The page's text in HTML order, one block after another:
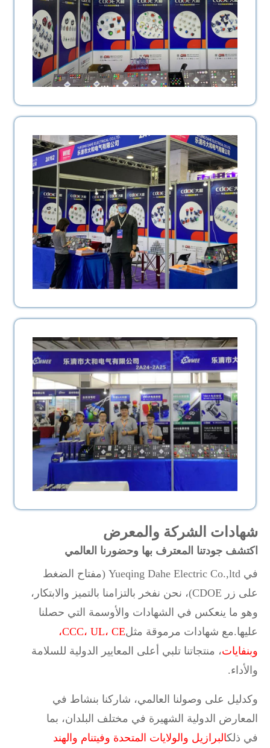
شهادات الشركة والمعرض
اكتشف جودتنا المعترف بها وحضورنا العالمي
في Yueqing Dahe Electric Co.,ltd (مفتاح الضغط
على زر CDOE)، نحن نفخر بالتزامنا بالتميز والابتكار،
وهو ما ينعكس في الشهادات والأوسمة التي حصلنا
عليها.مع شهادات مرموقة مثل
CCC، UL، CE،
وبنفايات، منتجاتنا تلبي أعلى المعايير الدولية للسلامة
والأداء.
وكدليل على وصولنا العالمي، شاركنا بنشاط في
المعارض الدولية الشهيرة في مختلف البلدان، بما
في ذلكالبرازيل والولايات المتحدة وفيتنام والهند